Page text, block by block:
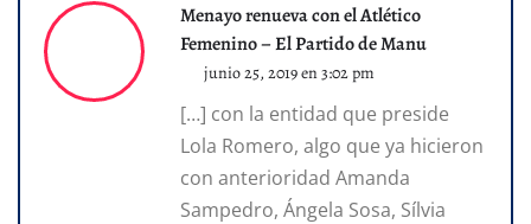
Menayo renueva con el Atlético
Femenino – El Partido de Manu
junio 25, 2019 en 3:02 pm
[…] con la entidad que preside
Lola Romero, algo que ya hicieron
con anterioridad Amanda
Sampedro, Ángela Sosa, Sílvia